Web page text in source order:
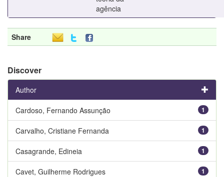
agência
Share
Discover
Author
1
Cardoso, Fernando Assunção
1
Carvalho, Cristiane Fernanda
1
Casagrande, Edineia
1
Cavet, Guilherme Rodrigues